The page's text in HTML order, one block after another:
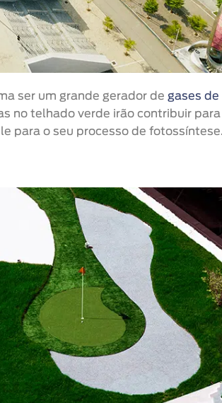
ser um grande gerador de gases de
no telhado verde irão contribuir para
para o seu processo de